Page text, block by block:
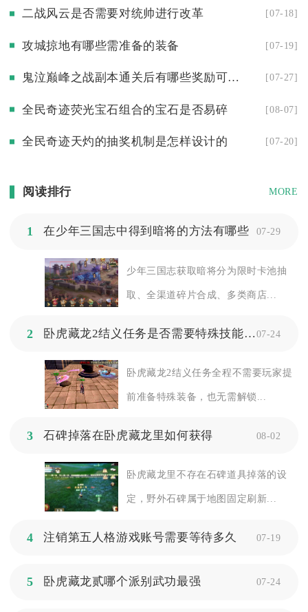
二战风云是否需要对统帅进行改革 [07-18]
攻城掠地有哪些需准备的装备 [07-19]
鬼泣巅峰之战副本通关后有哪些奖励可以获得 [07-27]
全民奇迹荧光宝石组合的宝石是否易碎 [08-07]
全民奇迹天灼的抽奖机制是怎样设计的 [07-20]
阅读排行 MORE
1 在少年三国志中得到暗将的方法有哪些 07-29
少年三国志获取暗将分为限时卡池抽
取、全渠道碎片合成、多类商店...
2 卧虎藏龙2结义任务是否需要特殊技能或装备07-24
卧虎藏龙2结义任务全程不需要玩家提
前准备特殊装备，也无需解锁...
3 石碑掉落在卧虎藏龙里如何获得 08-02
卧虎藏龙里不存在石碑道具掉落的设
定，野外石碑属于地图固定刷新...
4 注销第五人格游戏账号需要等待多久 07-19
5 卧虎藏龙贰哪个派别武功最强 07-24